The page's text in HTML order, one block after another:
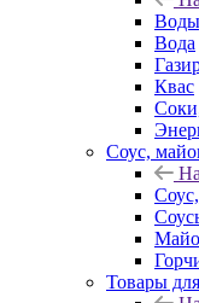
Вода
Квас
Соус,
Товары